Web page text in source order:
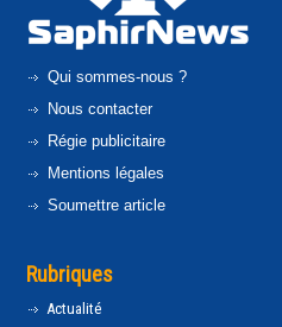
Qui sommes-nous ?
Nous contacter
Régie publicitaire
Mentions légales
Soumettre article
Rubriques
Actualité